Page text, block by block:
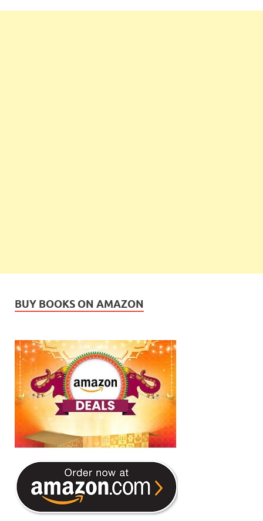
BUY BOOKS ON AMAZON